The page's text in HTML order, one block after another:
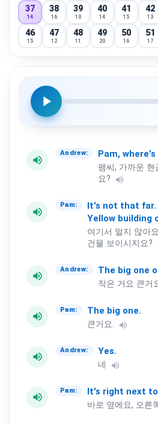
37
14
38
16
39
10
40
14
41
15
42
13
46
15
47
12
48
11
49
20
50
16
51
17
13
73 74
12
76 77 78
91 93 94 95 96
play_arrow
volume_up
Andrew: Pam, where's
팸씨, 가까운
요?
volume_up
volume_up
Pam: It's not that far.
Yellow building
여기서 멀지 않아
건물 보이시지요?
volume_up
Andrew: The big one
작은 거요 큰거
volume_up
Pam: The big one.
큰거요. volume_up
volume_up
Andrew: Yes.
네 volume_up
volume_up
Pam: It's right next to
바로 옆에요, 오른